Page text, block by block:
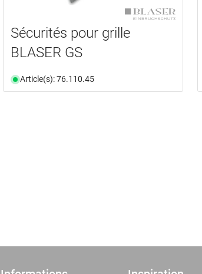
Sécurités pour grille
BLASER GS
Article(s): 76.110.45